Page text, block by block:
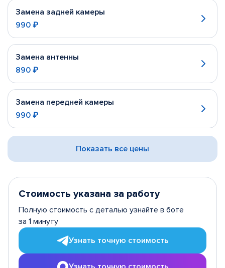
Замена задней камеры
990 ₽
Замена антенны
890 ₽
Замена передней камеры
990 ₽
Показать все цены
Стоимость указана за работу
Полную стоимость с деталью узнайте в боте
за 1 минуту
Узнать точную стоимость